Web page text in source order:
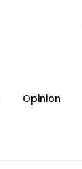
Opinion